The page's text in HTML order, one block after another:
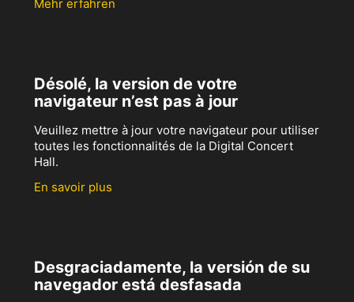
Mehr erfahren
Désolé, la version de votre
navigateur n’est pas à jour
Veuillez mettre à jour votre navigateur pour utiliser
toutes les fonctionnalités de la Digital Concert
Hall.
En savoir plus
Desgraciadamente, la versión de su
navegador está desfasada